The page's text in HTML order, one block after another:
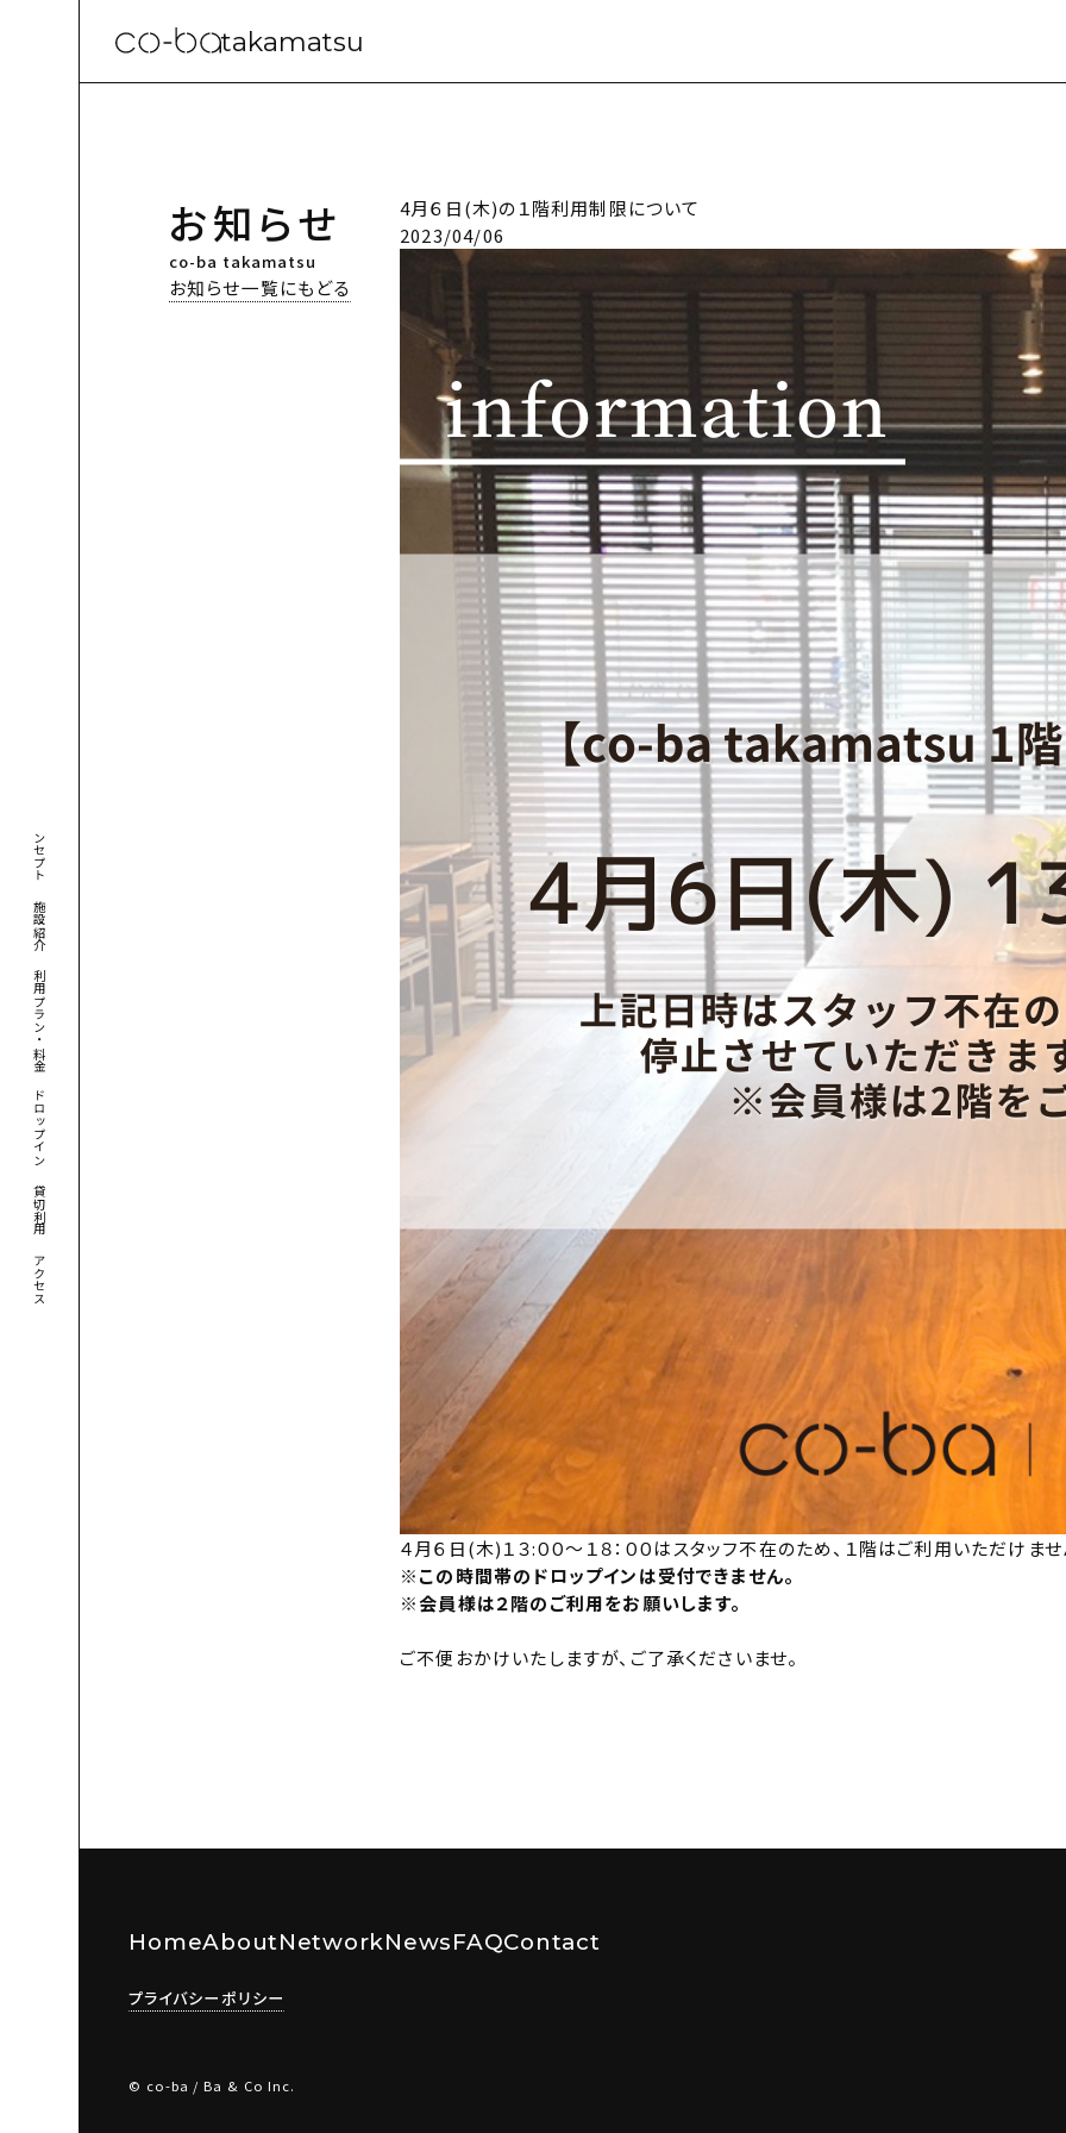
takamatsu
コンセプト
施設紹介
利用プラン・料金
ドロップイン
貸切利用
アクセス
お知らせ
co-ba takamatsu
お知らせ一覧にもどる
4月６日(木)の１階利用制限について
2023/04/06
４月６日(木)１３:００～１８：００はスタッフ不在のため、１階はご利用いただけませ
※この時間帯のドロップインは受付できません。
※会員様は２階のご利用をお願いします。
ご不便おかけいたしますが、ご了承くださいませ。
HomeAboutNetworkNewsFAQContact
プライバシーポリシー
© co-ba / Ba & Co Inc.